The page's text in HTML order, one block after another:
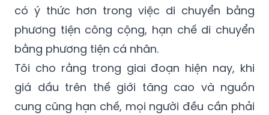
có ý thức hơn trong việc di chuyển bằng
phương tiện công cộng, hạn chế di chuyển
bằng phương tiện cá nhân.
Tôi cho rằng trong giai đoạn hiện nay, khi
giá dầu trên thế giới tăng cao và nguồn
cung cũng hạn chế, mọi người đều cần phải